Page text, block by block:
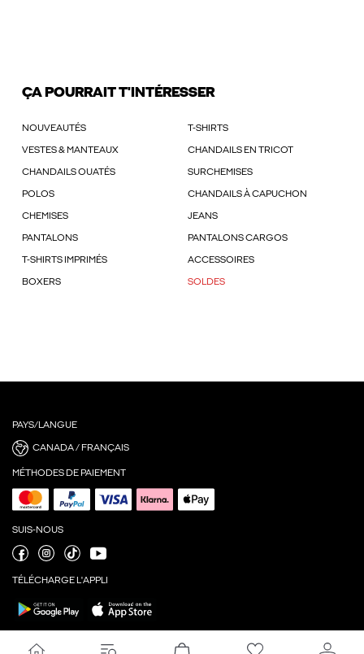
ÇA POURRAIT T'INTÉRESSER
NOUVEAUTÉS T-SHIRTS
VESTES & MANTEAUX CHANDAILS EN TRICOT
CHANDAILS OUATÉS SURCHEMISES
POLOS CHANDAILS À CAPUCHON
CHEMISES JEANS
PANTALONS PANTALONS CARGOS
T-SHIRTS IMPRIMÉS ACCESSOIRES
BOXERS SOLDES
PAYS/LANGUE
CANADA / FRANÇAIS
MÉTHODES DE PAIEMENT
SUIS-NOUS
TÉLÉCHARGE L'APPLI